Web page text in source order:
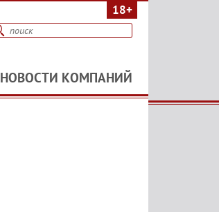
18+
НОВОСТИ КОМПАНИЙ